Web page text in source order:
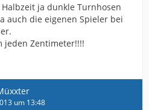
ja dunkle Turnhosen
auch die eigenen Spieler bei
jeden Zentimeter!!!!
um 13:48